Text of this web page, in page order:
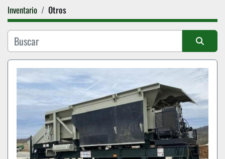
Categoría
Inventario Otros
Ordenar por